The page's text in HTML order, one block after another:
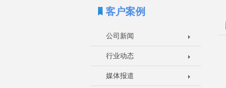
客户案例
公司新闻
行业动态
媒体报道